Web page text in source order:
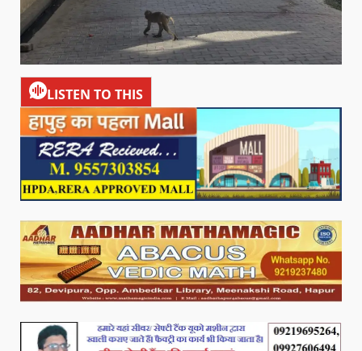
LISTEN TO THIS